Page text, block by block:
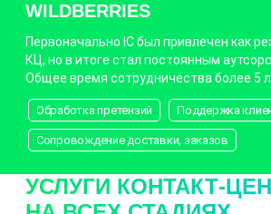
WILDBERRIES
Первоначально IC был привлечен как
КЦ, но в итоге стал постоянным
Общее время сотрудничества более 5
Обработка претензий Поддержка
Сопровождение доставки, заказов
УСЛУГИ КОНТАКТ-